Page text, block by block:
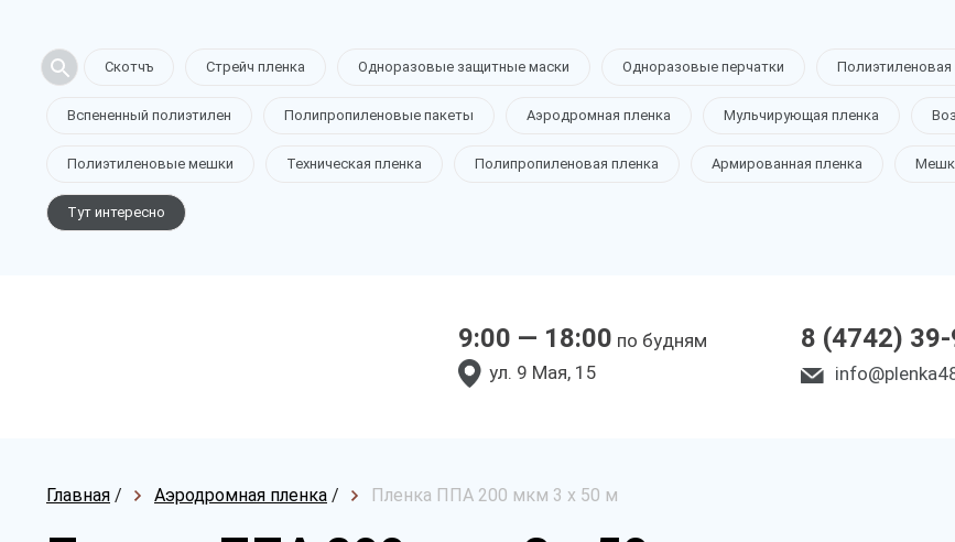
Скотчъ Стрейч пленка Одноразовые защитные маски Одноразовые перчатки Полиэтиленовая
Вспененный полиэтилен Полипропиленовые пакеты Аэродромная пленка Мульчирующая пленка
Полиэтиленовые мешки Техническая пленка Полипропиленовая пленка Армированная пленка
Тут интересно
9:00 — 18:00 по будням
ул. 9 Мая, 15
8 (4742)
Главная / Аэродромная пленка / Пленка ППА 200 мкм 3 х 50 м